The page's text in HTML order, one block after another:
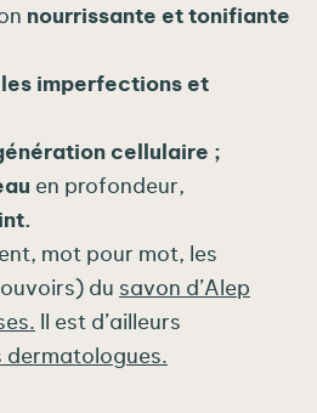
nourrissante et tonifiante
imperfections et
cellulaire ;
en profondeur,
mot pour mot, les
du savon d’Alep
Il est d’ailleurs
dermatologues.